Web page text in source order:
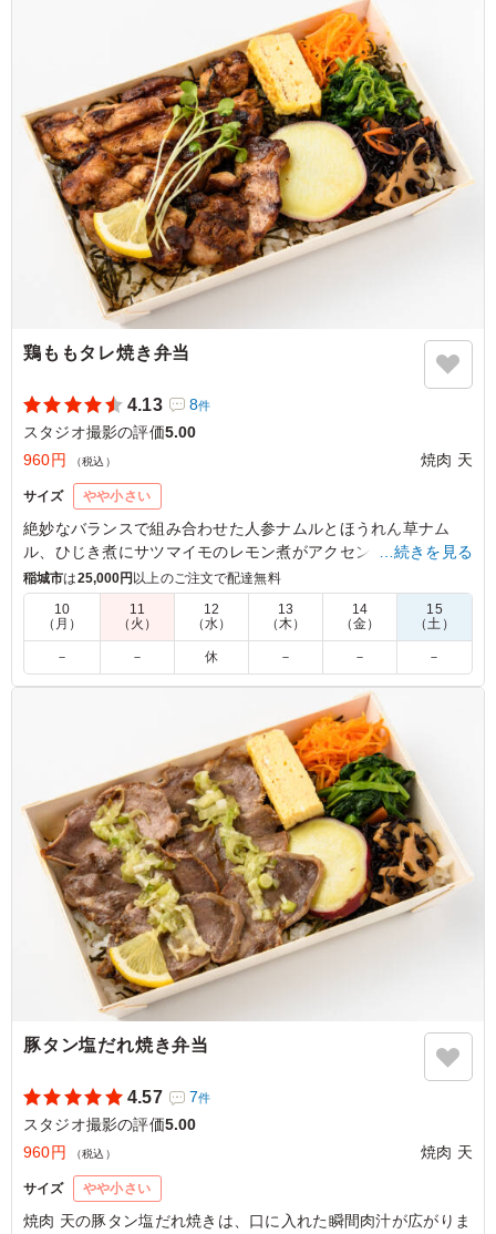
大好きな鯖と唐揚げが一度に味わえる贅沢なお弁当。鯖は
旨味が凝縮されていて、唐揚げは冷めてもジューシーさが
保たれています。ボリューム満点でお腹いっぱい、元気が
もらえる大満足のメニューでした。
ご利用シーン：ロケ・撮影›スタジオ撮影
東京都世田谷区野沢2026/06/15
鶏ももタレ焼き弁当
4.13 8件
スタジオ撮影の評価5.00
960円
（税込） 焼肉 天
サイズ やや小さい
絶妙なバランスで組み合わせた人参ナムルとほうれん草ナム
ル、ひじき煮にサツマイモのレモン煮がアクセント。しかし、
主役は迷うことなく鶏もものタレ焼き。ジューシーな鶏ももに
絡む甘辛のタレが、まさに絶品。ロケやイベントなど軽めのシ
ーンにちょうど良い一品。
5.0
ジューシーな鶏もも肉に、焼肉屋さんならではの濃厚な秘
伝タレがしっかり絡んで最高！炭火の香ばしさも感じられ
て、とにかく白米が止まらなくなります。ボリュームも大
満足で、また絶対リピートします！
ご利用シーン：ロケ・撮影›スタジオ撮影
東京都世田谷区野沢2026/06/15
…続きを見る
稲城市は25,000円以上のご注文で配達無料
10
（月）
11
（火）
12
（水）
13
（木）
14
（金）
15
（土）
－ － 休 － － －
豚タン塩だれ焼き弁当
4.57 7件
スタジオ撮影の評価5.00
960円
（税込） 焼肉 天
サイズ やや小さい
焼肉 天の豚タン塩だれ焼きは、口に入れた瞬間肉汁が広がりま